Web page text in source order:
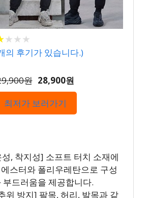
★ ★ ★
★ ★ ★
의 후기가 있습니다.)
원 28,900원
최저가 보러가기
, 착지성] 소프트 터치 소재에
스터와 폴리우레탄으로 구성
부드러움을 제공합니다.
위 방지] 팔목, 허리, 발목과 같